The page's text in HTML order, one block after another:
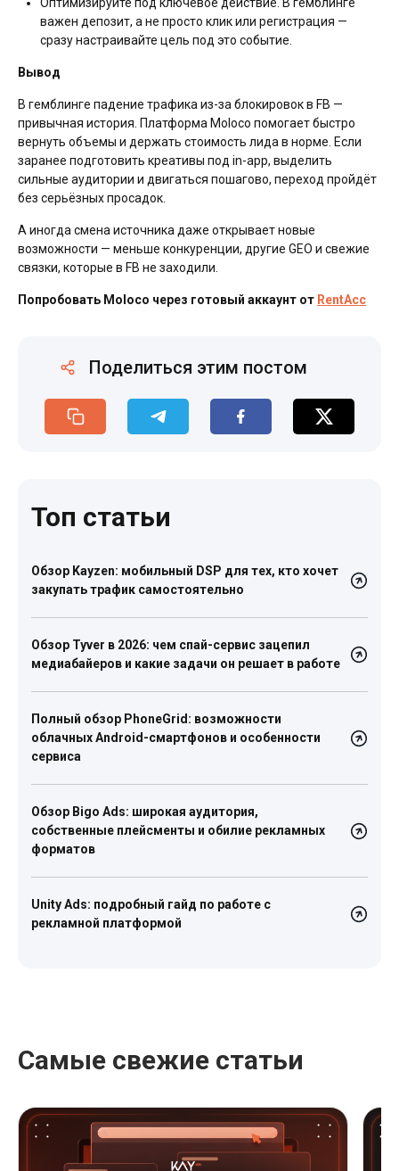
важен депозит, а не просто клик или регистрация —
сразу настраивайте цель под это событие.
Вывод
В гемблинге падение трафика из-за блокировок в FB —
привычная история. Платформа Moloco помогает быстро
вернуть объемы и держать стоимость лида в норме. Если
заранее подготовить креативы под in-app, выделить
сильные аудитории и двигаться пошагово, переход пройдёт
без серьёзных просадок.
А иногда смена источника даже открывает новые
возможности — меньше конкуренции, другие GEO и свежие
связки, которые в FB не заходили.
Попробовать Moloco через готовый аккаунт от RentAcc
Поделиться этим постом
Топ статьи
Обзор Kayzen: мобильный DSP для тех, кто хочет
закупать трафик самостоятельно
Обзор Tyver в 2026: чем спай-сервис зацепил
медиабайеров и какие задачи он решает в работе
Полный обзор PhoneGrid: возможности
облачных Android-смартфонов и особенности
сервиса
Обзор Bigo Ads: широкая аудитория,
собственные плейсменты и обилие рекламных
форматов
Unity Ads: подробный гайд по работе с
рекламной платформой
Самые свежие статьи